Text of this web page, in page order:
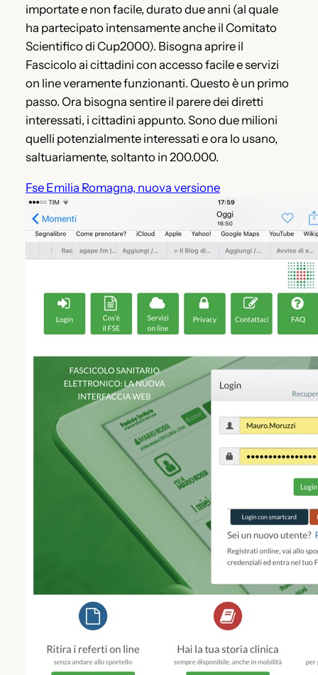
importate e non facile, durato due anni (al quale
ha partecipato intensamente anche il Comitato
Scientifico di Cup2000). Bisogna aprire il
Fascicolo ai cittadini con accesso facile e servizi
on line veramente funzionanti. Questo è un primo
passo. Ora bisogna sentire il parere dei diretti
interessati, i cittadini appunto. Sono due milioni
quelli potenzialmente interessati e ora lo usano,
saltuariamente, soltanto in 200.000.
Fse Emilia Romagna, nuova versione